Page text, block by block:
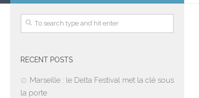
RECENT POSTS
Marseille : le Delta Festival met la clé sous
la porte